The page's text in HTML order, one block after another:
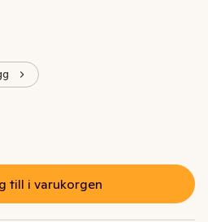
till i varukorgen